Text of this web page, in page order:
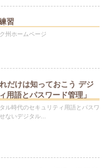
習
州ホームページ
だけは知っておこう デジ
用語とパスワード管理」
ル時代のセキュリティ用語とパスワ
ないデジタル...